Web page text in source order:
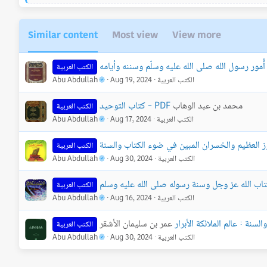
a
c
t
i
o
n
s
:
Similar content Most view View more
الكتب العربية
Abu Abdullah Aug 19, 2024 الكتب العربية
الكتب العربية كتاب التوحيد - PDF محمد بن عبد الوهاب
Abu Abdullah Aug 17, 2024 الكتب العربية
الكتب العربية
Abu Abdullah Aug 30, 2024 الكتب العربية
الكتب العربية
Abu Abdullah Aug 16, 2024 الكتب العربية
الكتب العربية : عالم الملائكة الأبرار عمر بن سليمان الأشقر
Abu Abdullah Aug 30, 2024 الكتب العربية